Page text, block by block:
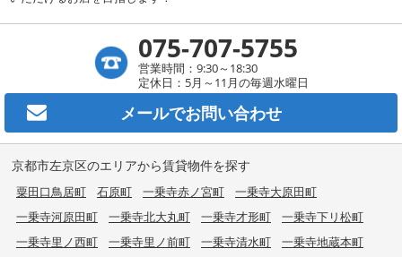
075-707-5755
営業時間：9:30～18:30
定休日：5月～11月の毎週水曜日
メールでお問い合わせ
京都市左京区のエリアから賃貸物件を探す
粟田口鳥居町 石原町 一乗寺赤ノ宮町
一乗寺大原田町
一乗寺河原田町
一乗寺北大丸町 一乗寺才形町
一乗寺下リ松町
一乗寺里ノ西町
一乗寺里ノ前町 一乗寺清水町
一乗寺地蔵本町